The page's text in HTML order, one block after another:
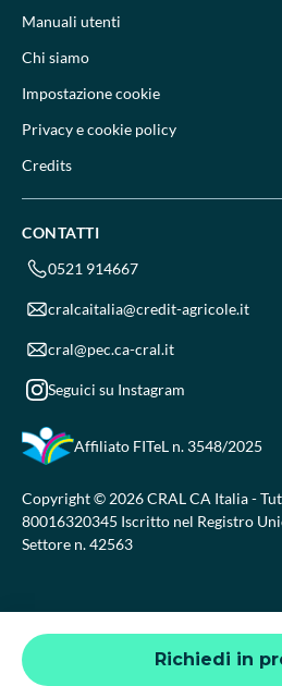
Richiedi in
Manuali utenti
Chi siamo
Impostazione cookie
Privacy e cookie policy
Credits
CONTATTI
0521 914667
cralcaitalia@credit-agricole.it
cral@pec.ca-cral.it
Seguici su Instagram
Affiliato FITeL n. 3548/2025
Copyright © 2026 CRAL CA Italia -
80016320345 Iscritto nel Registro
Settore n. 42563